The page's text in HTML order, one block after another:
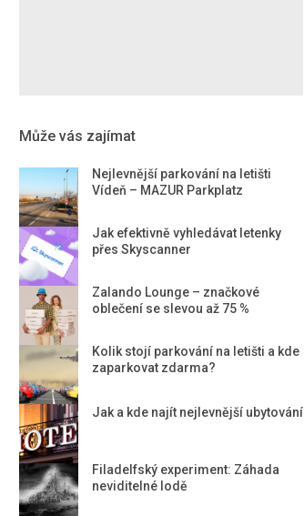
Může vás zajímat
Nejlevnější parkování na letišti
Vídeň – MAZUR Parkplatz
Jak efektivně vyhledávat letenky
přes Skyscanner
Zalando Lounge – značkové
oblečení se slevou až 75 %
Kolik stojí parkování na letišti a kde
zaparkovat zdarma?
Jak a kde najít nejlevnější ubytování
Filadelfský experiment: Záhada
neviditelné lodě